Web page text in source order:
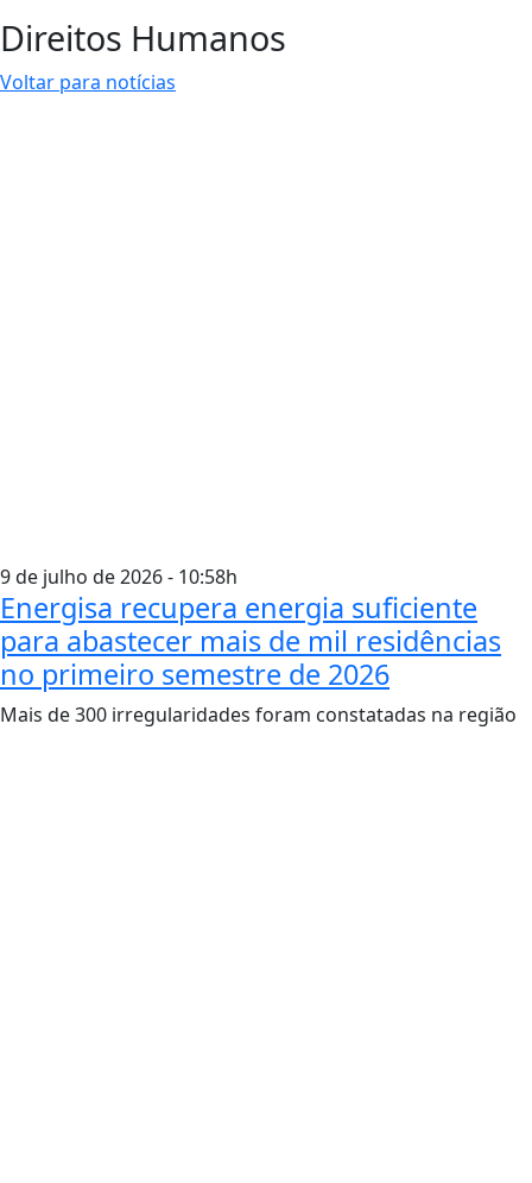
Direitos Humanos
Voltar para notícias
9 de julho de 2026 - 10:58h
Energisa recupera energia suficiente
para abastecer mais de mil residências
no primeiro semestre de 2026
Mais de 300 irregularidades foram constatadas na região